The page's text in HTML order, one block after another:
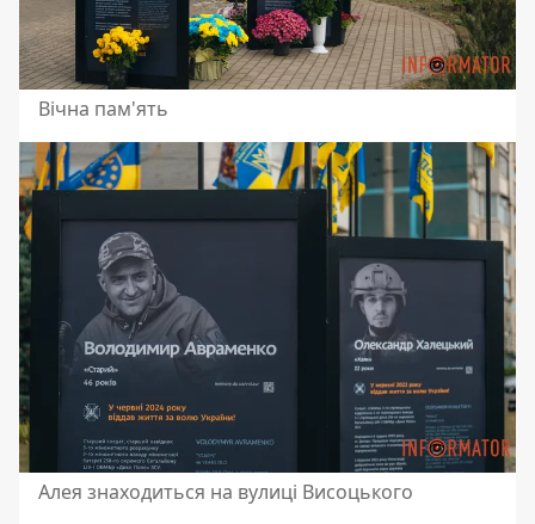
Вічна пам'ять
Алея знаходиться на вулиці Висоцького